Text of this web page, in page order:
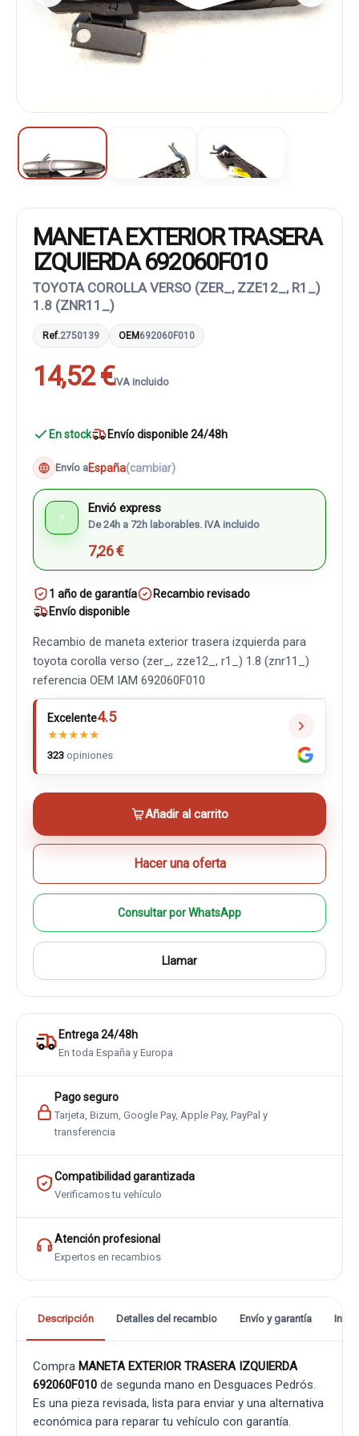
MANETA EXTERIOR TRASERA
IZQUIERDA 692060F010
TOYOTA COROLLA VERSO (ZER_, ZZE12_, R1_)
1.8 (ZNR11_)
Ref.2750139 OEM692060F010
14,52 €IVA incluido
En stock Envío disponible 24/48h
Envío aEspaña(cambiar)
⚡
Envió express
De 24h a 72h laborables. IVA incluido
7,26 €
1 año de garantía
Recambio revisado
Envío disponible
Recambio de maneta exterior trasera izquierda para
toyota corolla verso (zer_, zze12_, r1_) 1.8 (znr11_)
referencia OEM IAM 692060F010
Excelente4.5
★★★★★
323 opiniones
Añadir al carrito
Hacer una oferta
Consultar por WhatsApp
Llamar
Entrega 24/48h
En toda España y Europa
Pago seguro
Tarjeta, Bizum, Google Pay, Apple Pay, PayPal y
transferencia
Compatibilidad garantizada
Verificamos tu vehículo
Atención profesional
Expertos en recambios
Descripción Detalles del recambio Envío y garantía
Compra MANETA EXTERIOR TRASERA IZQUIERDA
692060F010 de segunda mano en Desguaces Pedrós.
Es una pieza revisada, lista para enviar y una alternativa
económica para reparar tu vehículo con garantía.